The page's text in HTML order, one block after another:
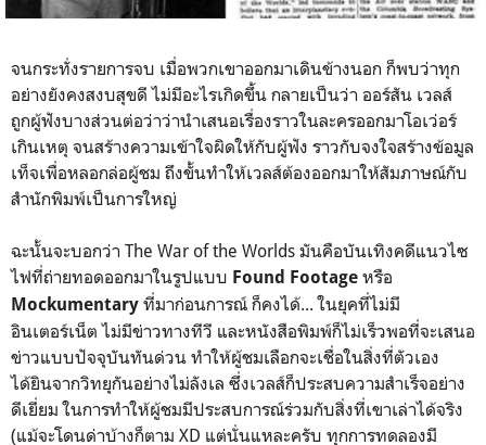
จนกระทั่งรายการจบ เมื่อพวกเขาออกมาเดินข้างนอก ก็พบว่าทุก
อย่างยังคงสงบสุขดี ไม่มีอะไรเกิดขึ้น กลายเป็นว่า ออร์สัน เวลส์
ถูกผู้ฟังบางส่วนต่อว่าว่านำเสนอเรื่องราวในละครออกมาโอเว่อร์
เกินเหตุ จนสร้างความเข้าใจผิดให้กับผู้ฟัง ราวกับจงใจสร้างข้อมูล
เท็จเพื่อหลอกล่อผู้ชม ถึงขั้นทำให้เวลส์ต้องออกมาให้สัมภาษณ์กับ
สำนักพิมพ์เป็นการใหญ่
ฉะนั้นจะบอกว่า The War of the Worlds มันคือบันเทิงคดีแนวไซ
ไฟที่ถ่ายทอดออกมาในรูปแบบ Found Footage หรือ
Mockumentary ที่มาก่อนการณ์ ก็คงได้... ในยุคที่ไม่มี
อินเตอร์เน็ต ไม่มีข่าวทางทีวี และหนังสือพิมพ์ก็ไม่เร็วพอที่จะเสนอ
ข่าวแบบปัจจุบันทันด่วน ทำให้ผู้ชมเลือกจะเชื่อในสิ่งที่ตัวเอง
ได้ยินจากวิทยุกันอย่างไม่ลังเล ซึ่งเวลส์ก็ประสบความสำเร็จอย่าง
ดีเยี่ยม ในการทำให้ผู้ชมมีประสบการณ์ร่วมกับสิ่งที่เขาเล่าได้จริง
(แม้จะโดนด่าบ้างก็ตาม XD แต่นั่นแหละครับ ทุกการทดลองมี